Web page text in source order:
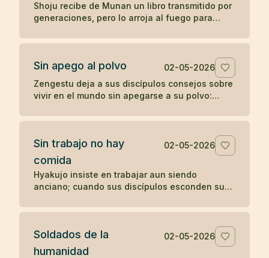
Shoju recibe de Munan un libro transmitido por
generaciones, pero lo arroja al fuego para
de un símbolo.
Sin apego al polvo
02-05-2026
Zengestu deja a sus discípulos consejos sobre
vivir en el mundo sin apegarse a su polvo:
Sin trabajo no hay
comida
02-05-2026
Hyakujo insiste en trabajar aun siendo
anciano; cuando sus discípulos esconden sus
comprenden su enseñanza.
Soldados de la
humanidad
02-05-2026